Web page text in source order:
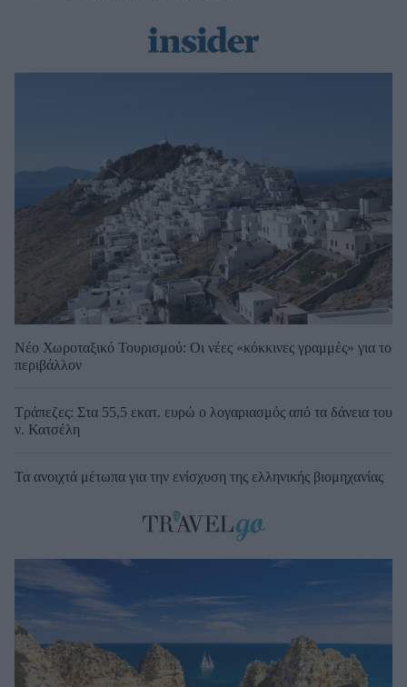
Νέο Χωροταξικό Τουρισμού: Οι νέες «κόκκινες γραμμές» για το
περιβάλλον
Τράπεζες: Στα 55,5 εκατ. ευρώ ο λογαριασμός από τα δάνεια του
ν. Κατσέλη
Τα ανοιχτά μέτωπα για την ενίσχυση της ελληνικής βιομηχανίας